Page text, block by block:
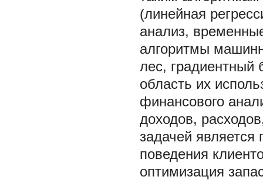
(линейная
анализ,
алгоритмы
лес, градиентный
область их
финансового
доходов,
задачей является
поведения
оптимизация